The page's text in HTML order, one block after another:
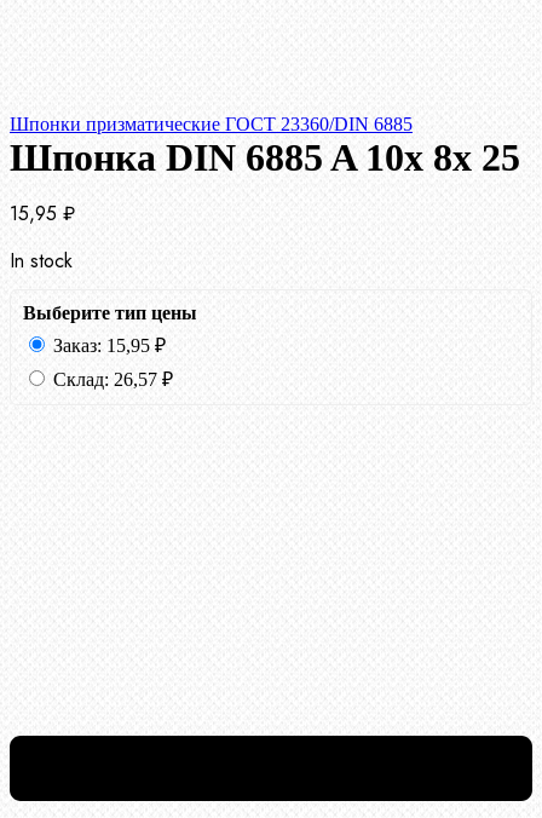
Шпонки призматические ГОСТ 23360/DIN 6885
Шпонка DIN 6885 A 10x 8x 25
15,95 ₽
In stock
Выберите тип цены
Заказ: 15,95 ₽
Склад: 26,57 ₽